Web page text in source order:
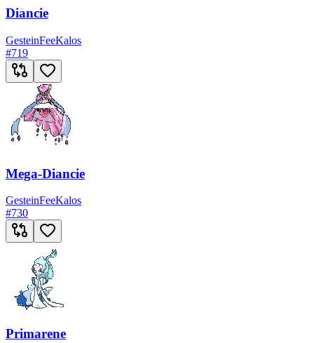
Diancie
GesteinFeeKalos
#719
Mega-Diancie
GesteinFeeKalos
#730
Primarene